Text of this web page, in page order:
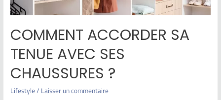
COMMENT ACCORDER SA
TENUE AVEC SES
CHAUSSURES ?
Lifestyle/Laisser un commentaire